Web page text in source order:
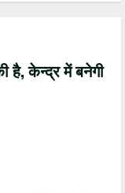
है, केन्द्र में बनेगी